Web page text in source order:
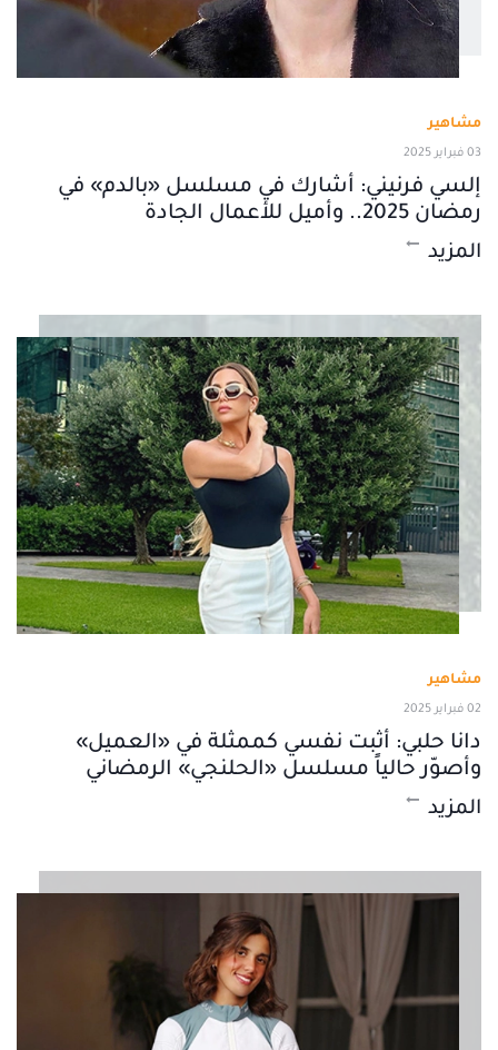
مشاهير
03 فبراير 2025
إلسي فرنيني: أشارك في مسلسل «بالدم» في
رمضان 2025.. وأميل للأعمال الجادة
المزيد
مشاهير
02 فبراير 2025
دانا حلبي: أثبت نفسي كممثلة في «العميل»
وأصوّر حالياً مسلسل «الحلنجي» الرمضاني
المزيد